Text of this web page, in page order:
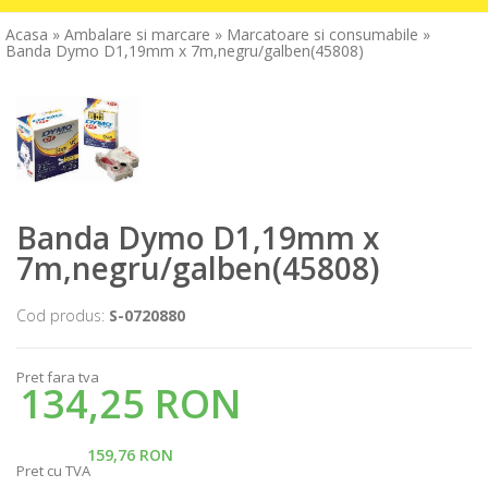
Acasa » Ambalare si marcare » Marcatoare si consumabile »
Banda Dymo D1,19mm x 7m,negru/galben(45808)
Banda Dymo D1,19mm x
7m,negru/galben(45808)
Cod produs: S-0720880
Pret fara tva
134,25 RON
159,76 RON
Pret cu TVA